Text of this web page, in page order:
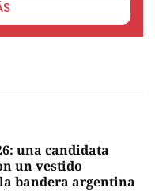
una candidata
un vestido
bandera argentina